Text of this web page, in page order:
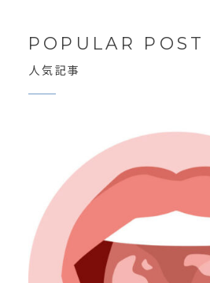
POPULAR POST
人気記事